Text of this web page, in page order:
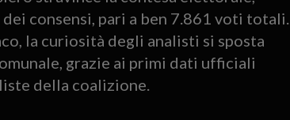
consensi, pari a ben 7.861 voti totali.
la curiosità degli analisti si sposta
grazie ai primi dati ufficiali
della coalizione.